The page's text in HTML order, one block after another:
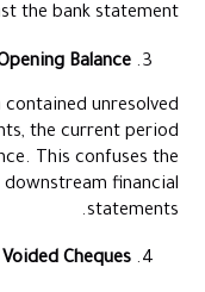
the bank statement.
Balance
unresolved
the current period
This confuses the
financial
statements.
Cheques